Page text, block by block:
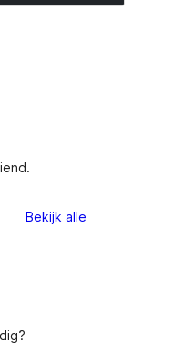
Bekijk alle